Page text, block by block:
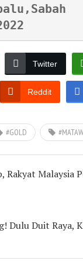
Twitter
Reddit
#GOLD
Rakyat Malaysia
Dulu Duit Raya,